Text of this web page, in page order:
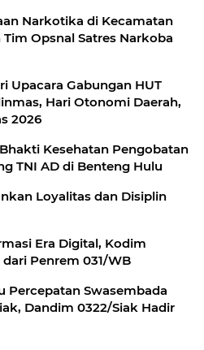
Narkotika di Kecamatan
Opsnal Satres Narkoba
Upacara Gabungan HUT
Hari Otonomi Daerah,
2026
Kesehatan Pengobatan
TNI AD di Benteng Hulu
Loyalitas dan Disiplin
Era Digital, Kodim
Penrem 031/WB
Percepatan Swasembada
Dandim 0322/Siak Hadir